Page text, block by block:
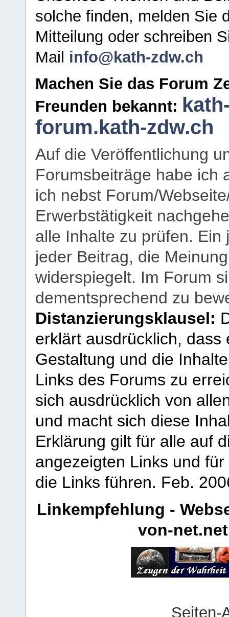
solche finden, melden Sie
Mitteilung oder schreiben
Mail info@kath-zdw.ch
Machen Sie das Forum
Freunden bekannt:
forum.kath-zdw.ch
Auf die Veröffentlichung
Forumsbeiträge habe ich
ich nebst Forum/
Erwerbstätigkeit
alle Inhalte zu prüfen.
jeder Beitrag, die
widerspiegelt. Im Forum
dementsprechend zu
Distanzierungsklausel:
erklärt ausdrücklich,
Gestaltung und die
Links des Forums zu
sich ausdrücklich von
und macht sich diese
Erklärung gilt für alle auf
angezeigten Links und
die Links führen. Feb.
Linkempfehlung -
von-net.net
Seiten-